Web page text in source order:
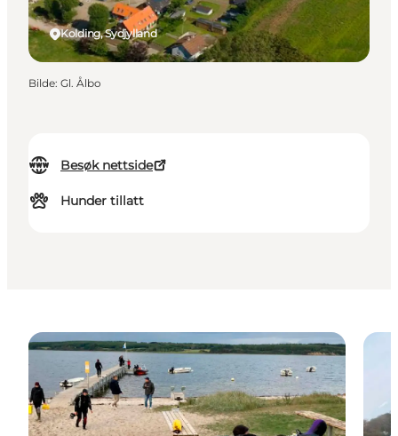
Besøk nettside
Hunder tillatt
Kolding, Sydjylland
Bilde: Gl. Ålbo